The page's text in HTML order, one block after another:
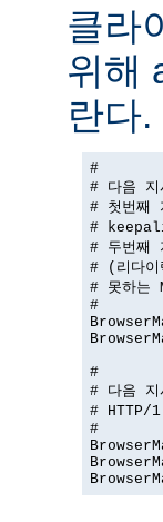
클라
위해
란다.
#
# 다음 지
# 첫번째
#
# 두번째
# (리다이
# 못하
#
#
# 다음 지
# HTTP/
#